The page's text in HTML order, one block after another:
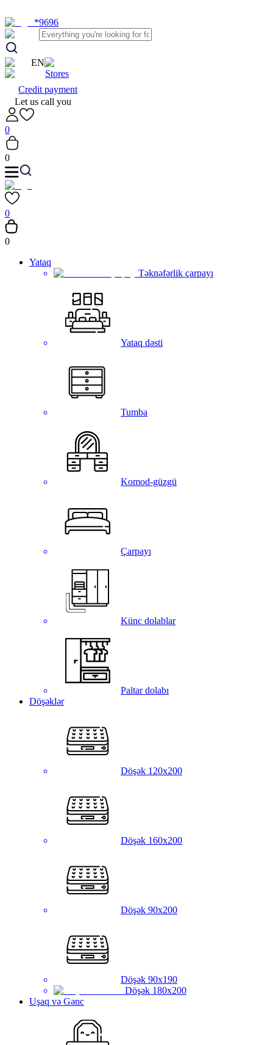
*9696
EN
Stores
Credit payment
Let us call you
0
0
0
0
Yataq
Təknəfərlik çarpayı
Yataq dəsti
Tumba
Komod-güzgü
Çarpayı
Künc dolablar
Paltar dolabı
Döşəklər
Döşək 120x200
Döşək 160x200
Döşək 90x200
Döşək 90x190
Döşək 180x200
Uşaq və Gənc